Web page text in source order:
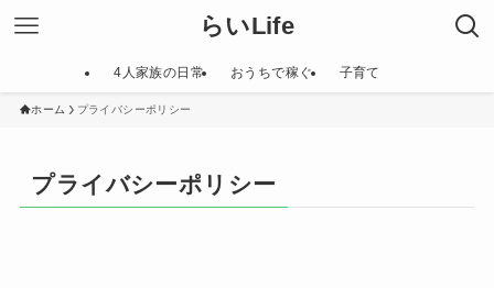
らいLife
4人家族の日常 おうちで稼ぐ 子育て
ホーム プライバシーポリシー
プライバシーポリシー